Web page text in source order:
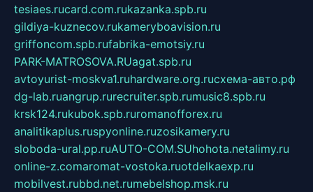
tesiaes.rucard.com.rukazanka.spb.ru
gildiya-kuznecov.rukameryboavision.ru
griffoncom.spb.rufabrika-emotsiy.ru
PARK-MATROSOVA.RUagat.spb.ru
avtoyurist-moskva1.ruhardware.org.ruсхема-авто.рф
dg-lab.ruangrup.rurecruiter.spb.rumusic8.spb.ru
krsk124.rukubok.spb.ruromanofforex.ru
analitikaplus.ruspyonline.ruzosikamery.ru
sloboda-ural.pp.ruAUTO-COM.SUhohota.netalimy.ru
online-z.comaromat-vostoka.ruotdelkaexp.ru
mobilvest.rubbd.net.rumebelshop.msk.ru